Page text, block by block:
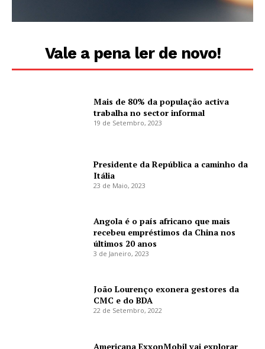
Vale a pena ler de novo!
Mais de 80% da população activa
trabalha no sector informal
19 de Setembro, 2023
Presidente da República a caminho da
Itália
23 de Maio, 2023
Angola é o país africano que mais
recebeu empréstimos da China nos
últimos 20 anos
3 de Janeiro, 2023
João Lourenço exonera gestores da
CMC e do BDA
22 de Setembro, 2022
Americana ExxonMobil vai explorar